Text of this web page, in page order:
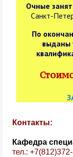
Очные
Санкт-
По
выданы
Контакты:
Кафедра
тел.: